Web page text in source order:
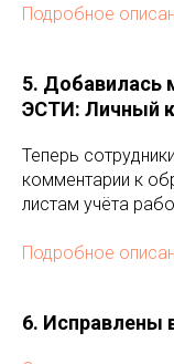
Подробное
5. Добавилась
ЭСТИ: Личный
Теперь
комментарии к
листам учёта
Подробное
6. Исправлены